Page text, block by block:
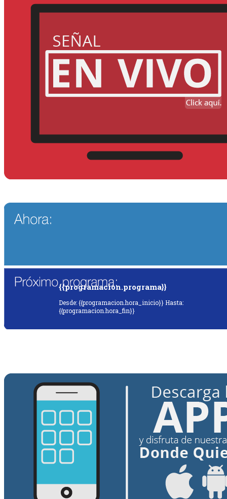
{{programacion.programa}}
Desde: {{programacion.hora_inicio}} Hasta:
{{programacion.hora_fin}}